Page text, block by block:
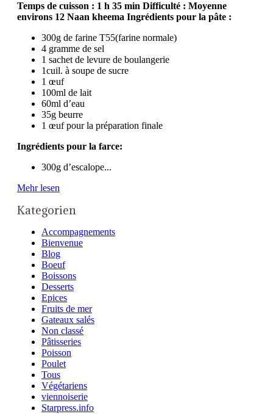
Temps de cuisson : 1 h 35 min Difficulté : Moyenne
environs 12 Naan kheema Ingrédients pour la pâte :
300g de farine T55(farine normale)
4 gramme de sel
1 sachet de levure de boulangerie
1cuil. à soupe de sucre
1 œuf
100ml de lait
60ml d’eau
35g beurre
1 œuf pour la préparation finale
Ingrédients pour la farce:
300g d’escalope...
Mehr lesen
Kategorien
Accompagnements
Bienvenue
Blog
Boeuf
Boissons
Desserts
Epices
Fruits de mer
Gateaux salés
Non classé
Pâtisseries
Poisson
Poulet
Tous
Végétariens
viennoiserie
Starpress.info